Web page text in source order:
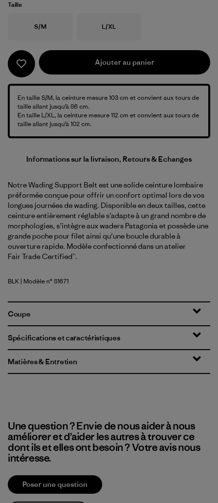
Taille
Taille
S/M Taille
L/XL
Ajouter au panier
En taille S/M, la ceinture mesure 103 cm et convient aux tours de
taille allant jusqu’à 86 cm.
En taille L/XL, la ceinture mesure 112 cm et convient aux tours de
taille allant jusqu’à 102 cm.
Informations sur la livraison, Retours & Echanges
Notre Wading Support Belt est une solide ceinture lombaire
préformée conçue pour offrir un confort optimal lors de vos
longues journées de wading. Disponible en deux tailles, cette
ceinture entièrement réglable s’adapte à un grand nombre de
morphologies, s’intègre aux waders Patagonia et possède une
grande poche pour filet ainsi qu’une boucle durable à
ouverture rapide. Modèle confectionné dans un atelier
Fair Trade Certified™.
Black
BLK | Modèle n° 81671
Coupe
Spécifications et caractéristiques
Matières & Entretien
Une question ? Envie de nous aider à nous
améliorer et d’aider les autres à trouver ce
dont ils et elles ont besoin ? Votre avis nous
intéresse.
Poser une question